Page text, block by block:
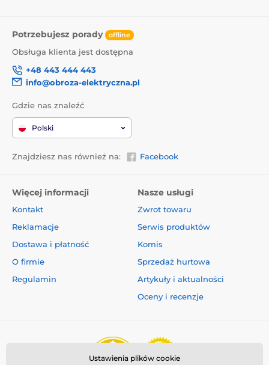
Potrzebujesz porady offline
Obsługa klienta jest dostępna
+48 443 444 443
info@obroza-elektryczna.pl
Gdzie nas znaleźć
Polski
Znajdziesz nas również na: Facebook
Więcej informacji
Kontakt
Reklamacje
Dostawa i płatność
O firmie
Regulamin
Nasze usługi
Zwrot towaru
Serwis produktów
Komis
Sprzedaż hurtowa
Artykuły i aktualności
Oceny i recenzje
Ustawienia plików cookie